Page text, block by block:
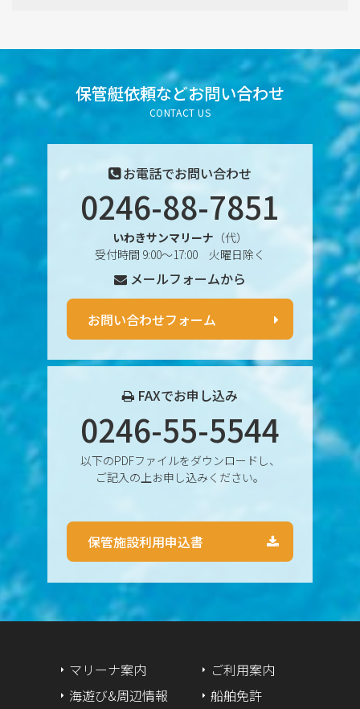
2025年7月
2025年6月
2025年3月
2024年12月
2024年11月
2024年10月
2024年9月
2024年8月
2024年6月
2024年5月
2024年4月
2024年2月
保管艇依頼などお問い合わせ
CONTACT US
お電話でお問い合わせ
0246-88-7851
いわきサンマリーナ （代）
受付時間 9:00〜17:00 火曜日除く
メールフォームから
お問い合わせフォーム
FAXでお申し込み
0246-55-5544
以下のPDFファイルをダウンロードし、
ご記入の上お申し込みください。
保管施設利用申込書
マリーナ案内
海遊び&周辺情報
ご利用案内
船舶免許